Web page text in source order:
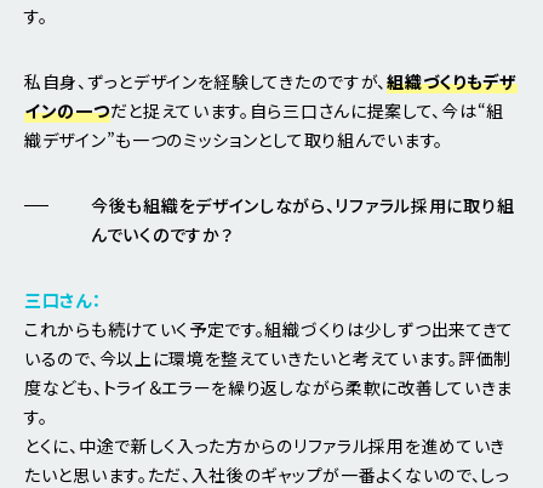
す。
私自身、ずっとデザインを経験してきたのですが、組織づくりもデザ
インの一つだと捉えています。自ら三口さんに提案して、今は“組
織デザイン”も一つのミッションとして取り組んでいます。
今後も組織をデザインしながら、リファラル採用に取り組
んでいくのですか？
三口さん：
これからも続けていく予定です。組織づくりは少しずつ出来てきて
いるので、今以上に環境を整えていきたいと考えています。評価制
度なども、トライ＆エラーを繰り返しながら柔軟に改善していきま
す。
とくに、中途で新しく入った方からのリファラル採用を進めていき
たいと思います。ただ、入社後のギャップが一番よくないので、しっ